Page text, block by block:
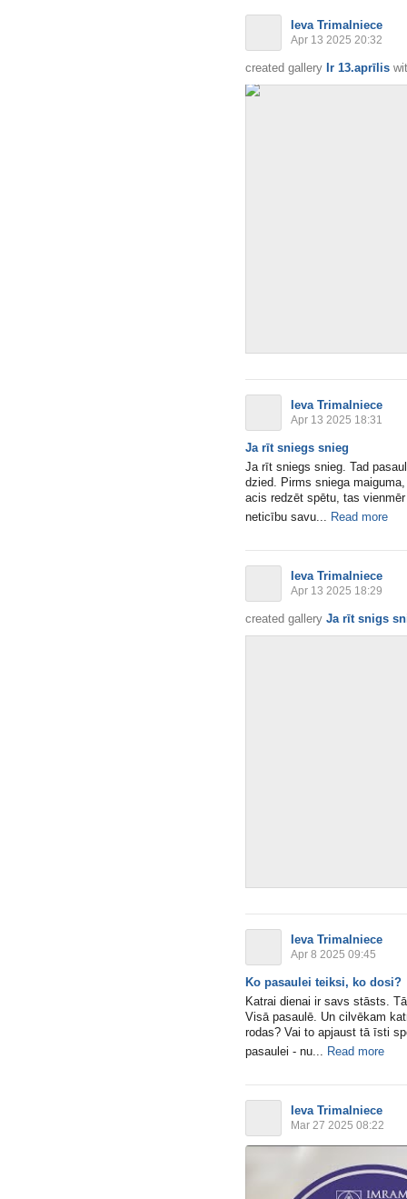
Ieva Trimalniece
Apr 13 2025 20:32
created gallery Ir 13.aprīlis
Ieva Trimalniece
Apr 13 2025 18:31
Ja rīt sniegs snieg
Ja rīt sniegs snieg. Tad
dzied. Pirms sniega
acis redzēt spētu, tas
neticību savu... Read more
Ieva Trimalniece
Apr 13 2025 18:29
created gallery Ja rīt snigs
Ieva Trimalniece
Apr 8 2025 09:45
Ko pasaulei teiksi, ko dosi?
Katrai dienai ir savs stāsts.
Visā pasaulē. Un cilvēkam
rodas? Vai to apjaust tā īsti
pasaulei - nu... Read more
Ieva Trimalniece
Mar 27 2025 08:22